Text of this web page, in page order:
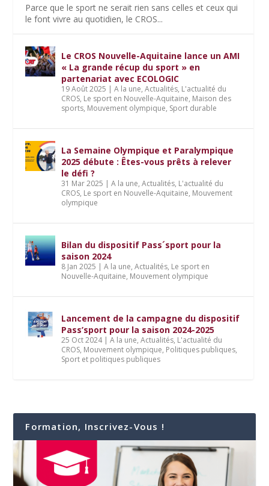
Parce que le sport ne serait rien sans celles et ceux qui
le font vivre au quotidien, le CROS...
Le CROS Nouvelle-Aquitaine lance un AMI
« La grande récup du sport » en
partenariat avec ECOLOGIC
19 Août 2025 |A la une,Actualités, L'actualité du
CROS, Le sport en Nouvelle-Aquitaine, Maison des
sports, Mouvement olympique, Sport durable
La Semaine Olympique et Paralympique
2025 débute : Êtes-vous prêts à relever
le défi ?
31 Mar 2025 |A la une,Actualités, L'actualité du
CROS, Le sport en Nouvelle-Aquitaine, Mouvement
olympique
Bilan du dispositif Pass´sport pour la
saison 2024
8 Jan 2025 |A la une,Actualités, Le sport en
Nouvelle-Aquitaine, Mouvement olympique
Lancement de la campagne du dispositif
Pass’sport pour la saison 2024-2025
25 Oct 2024|A la une,Actualités, L'actualité du
CROS, Mouvement olympique, Politiques publiques,
Sport et politiques publiques
Formation, Inscrivez-Vous !